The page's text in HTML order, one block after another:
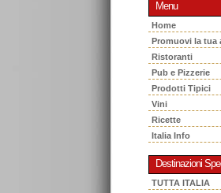
Menu
Home
Promuovi la tua
Ristoranti
Pub e Pizzerie
Prodotti Tipici
Vini
Ricette
Italia Info
Destinazioni
TUTTA ITALIA